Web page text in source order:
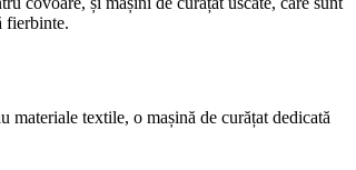
fierbinte.
textile, o mașină de curățat dedicată